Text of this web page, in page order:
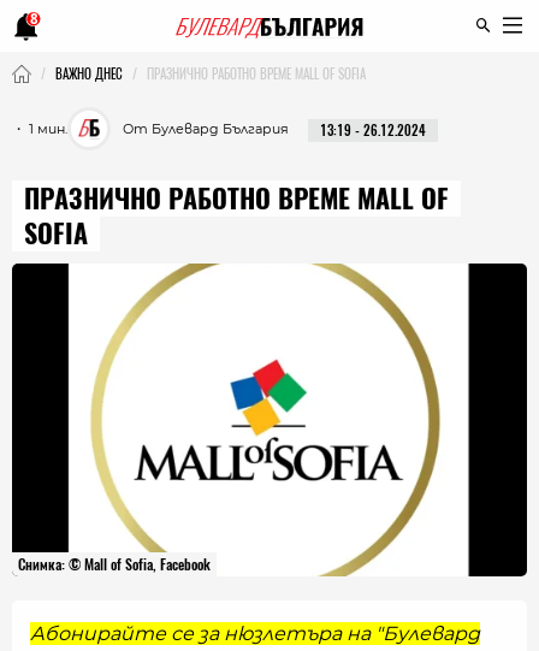
8
ВАЖНО ДНЕС ПРАЗНИЧНО РАБОТНО ВРЕМЕ MALL OF SOFIA
・ 1 мин. От Булевард България 13:19 - 26.12.2024
ПРАЗНИЧНО РАБОТНО ВРЕМЕ MALL OF
SOFIA
Снимка: © Mall of Sofia, Facebook
Абонирайте се за нюзлетъра на "Булевард